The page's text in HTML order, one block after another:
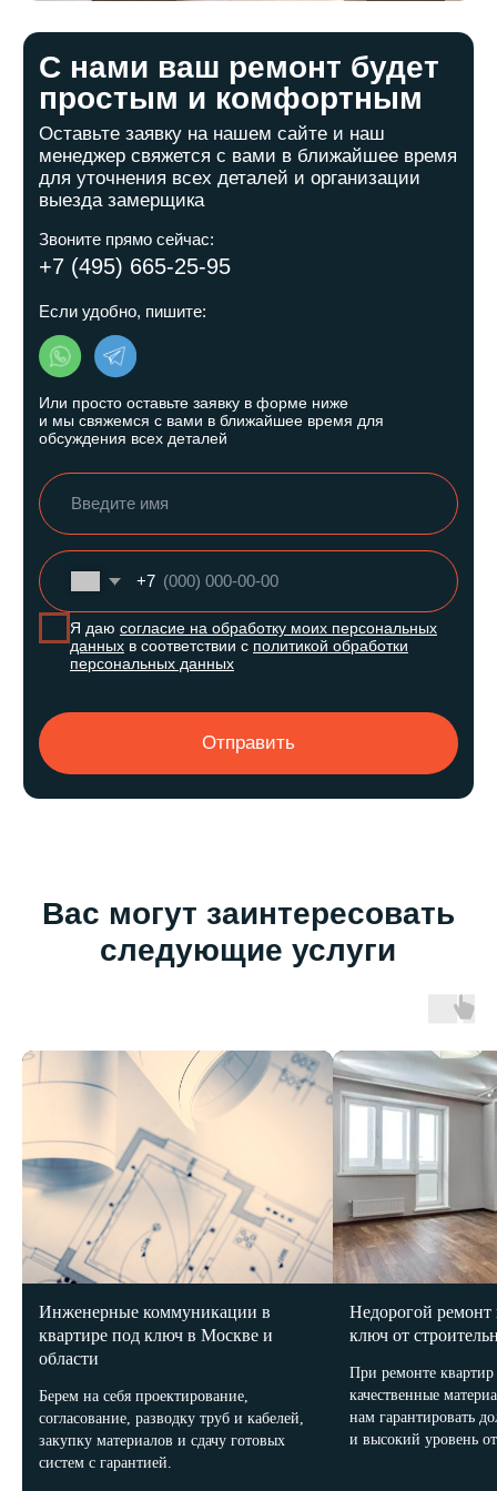
Инженерные коммуникации в
квартире под ключ в Москве и
области
Берем на себя проектирование,
согласование, разводку труб и кабелей,
закупку материалов и сдачу готовых
систем с гарантией.
Недорогой ремонт
ключ от
При ремонте квартир
качественные
нам гарантировать
и высокий уровень
Телефон:
+7 (495) 665-25-95
info-ivremont@mail.ru
Адрес:
г. Москва, Задонский проезд, д.32 к.2,
каб.3
Остались вопросы?
Заполните форму и мы свяжемся с
вами в ближайшее время
+7
Я даюсогласие на обработку моих персональных данных
в соответствии с
данных
Отправить
Ремонт
Капитальный
Дизайнерский
Как мы работаем Портфолио
Видео-обзор
Элитный
Евроремонт
Студия
1 комнатная
2-х комнатная
3-х комнатная
4-х комнатная
5-ти комнатная
Чистовой